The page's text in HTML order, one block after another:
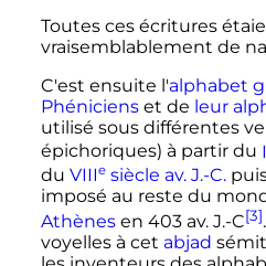
Toutes ces écritures
vraisemblablement de
C'est ensuite l'alphabet
Phénicienset de leur
utilisé sous différentes
épichoriques) à partir du
du VIIIesiècle av. J.-C.
imposé au reste du
Athènesen 403 av. J.-C[3]
voyelles à cet abjad